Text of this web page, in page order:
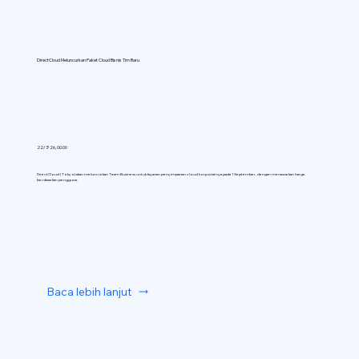
DirectCloud Meluncurkan Paket Cloud Bisnis Tim Baru
22/7/26, 00.00
DirectCloud (Tokyo) akan meluncurkan Team Business untuk layanan penyimpanan cloud korporatnya pada 1 September, dengan menawarkan harga
berdasarkan pengguna.
Baca lebih lanjut